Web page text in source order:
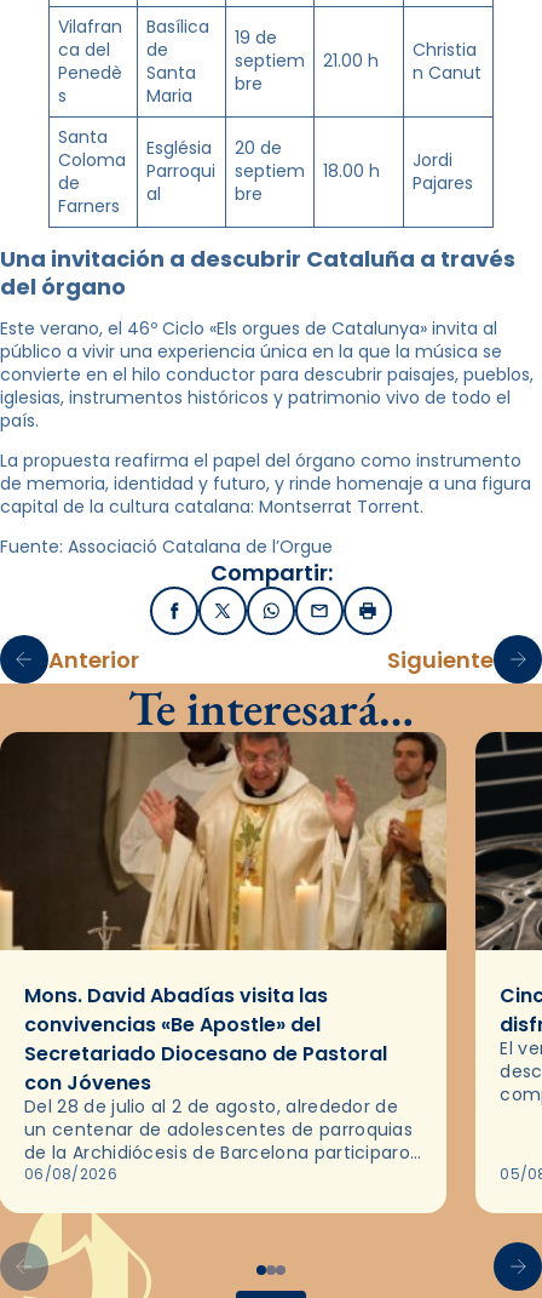
Vilafran
ca del
Penedè
s
Basílica
de
Santa
Maria
19 de
septiem
bre
21.00 h
Christia
n Canut
Santa
Coloma
de
Farners
Església
Parroqui
al
20 de
septiem
bre
18.00 h
Jordi
Pajares
Una invitación a descubrir Cataluña a través
del órgano
Este verano, el 46º Ciclo «Els orgues de Catalunya» invita al
público a vivir una experiencia única en la que la música se
convierte en el hilo conductor para descubrir paisajes, pueblos,
iglesias, instrumentos históricos y patrimonio vivo de todo el
país.
La propuesta reafirma el papel del órgano como instrumento
de memoria, identidad y futuro, y rinde homenaje a una figura
capital de la cultura catalana: Montserrat Torrent.
Fuente: Associació Catalana de l’Orgue
Compartir:
FacebookX / TwitterWhatsApp
EmailImprimir
Anterior Siguiente
Te interesará…
Mons. David Abadías visita las
convivencias «Be Apostle» del
Secretariado Diocesano de Pastoral
con Jóvenes
Del 28 de julio al 2 de agosto, alrededor de
un centenar de adolescentes de parroquias
de la Archidiócesis de Barcelona participaron
en las convivencias Be Apostle, organizadas
06/08/2026
El
05/